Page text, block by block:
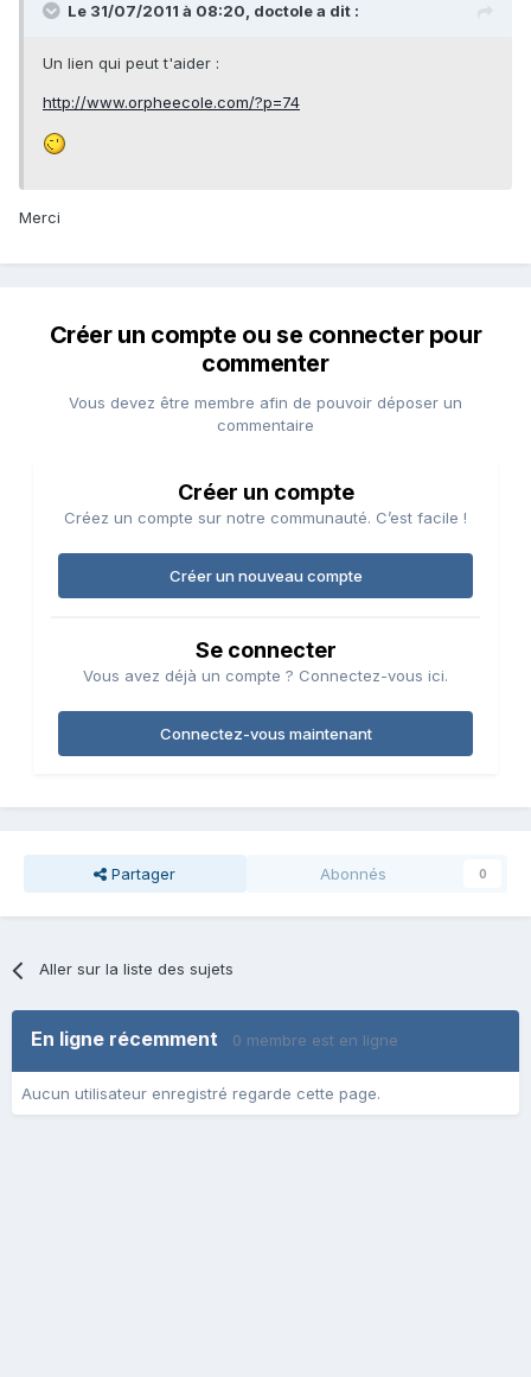
Le 31/07/2011 à 08:20, doctole a dit :
Un lien qui peut t'aider :
http://www.orpheecole.com/?p=74
Merci
Créer un compte ou se connecter pour
commenter
Vous devez être membre afin de pouvoir déposer un
commentaire
Créer un compte
Créez un compte sur notre communauté. C’est facile !
Créer un nouveau compte
Se connecter
Vous avez déjà un compte ? Connectez-vous ici.
Connectez-vous maintenant
Partager Abonnés 0
Aller sur la liste des sujets
En ligne récemment 0 membre est en ligne
Aucun utilisateur enregistré regarde cette page.